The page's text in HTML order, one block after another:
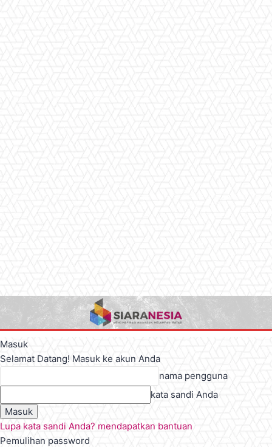
Masuk
Selamat Datang! Masuk ke akun Anda
nama pengguna
kata sandi Anda
Lupa kata sandi Anda? mendapatkan bantuan
Pemulihan password